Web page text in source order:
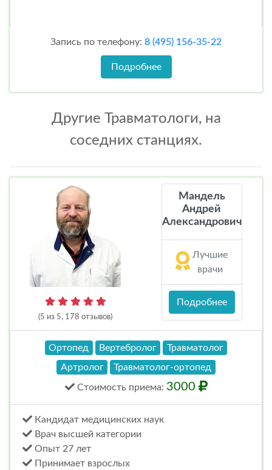
Запись по телефону: 8 (495) 156-35-22
Подробнее
Другие Травматологи, на
соседних станциях.
(5 из 5, 178 отзывов)
Мандель
Андрей
Александрович
Лучшие
врачи
Подробнее
Ортопед Вертебролог
Травматолог
Артролог
Травматолог-ортопед
Стоимость приема: 3000
Кандидат медицинских наук
Врач высшей категории
Опыт 27 лет
Принимает взрослых